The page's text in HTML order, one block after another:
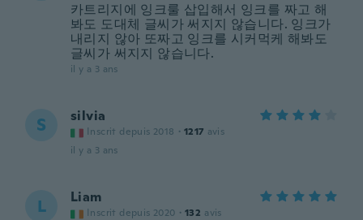
카트리지에 잉크룰 삽입해서 잉크를 짜고 해
봐도 도대체 글씨가 써지지 않습니다. 잉크가
내리지 않아 또짜고 잉크를 시커먹케 해봐도
글씨가 써지지 않습니다.
il y a 3 ans
S silvia
Inscrit depuis 2018 · 1217 avis
il y a 3 ans
L Liam
Inscrit depuis 2020 · 132 avis